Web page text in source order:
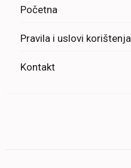
Početna
Pravila i uslovi korištenja
Kontakt